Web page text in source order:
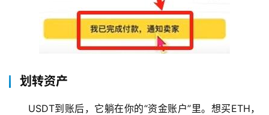
划转资产
USDT到账后，它躺在你的“资金账户”里。想买ETH，